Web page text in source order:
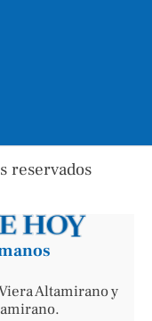
reservados
Altamirano y